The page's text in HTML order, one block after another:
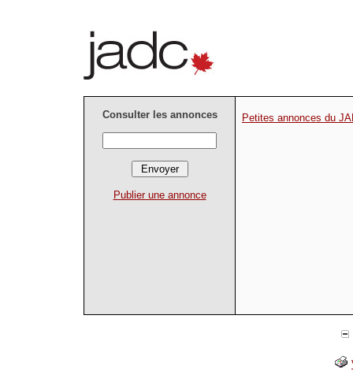
Consulter les annonces
Publier une annonce
Petites annonces du